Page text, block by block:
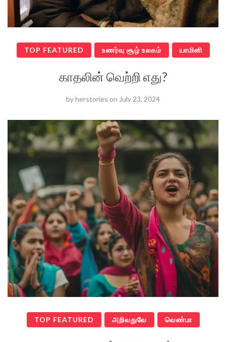
TOP FEATURED உணர்வு சூழ் உலகம் யாமினி
காதலின் வெற்றி எது?
byherstories on July 23, 2024
TOP FEATURED அறிவதுவே வெண்பா